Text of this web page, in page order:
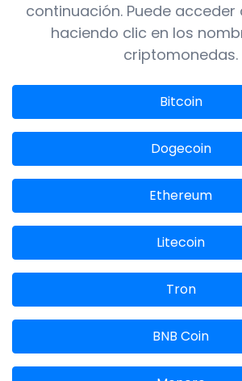
continuación. Puede acceder
haciendo clic en los
criptomonedas.
Bitcoin
Dogecoin
Ethereum
Litecoin
Tron
BNB Coin